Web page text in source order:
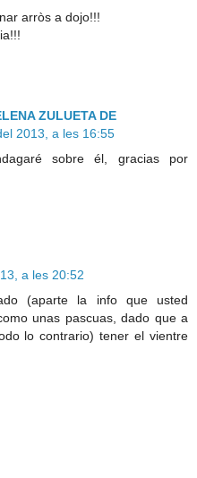
arròs a dojo!!!
ZULUETA DE
2013, a les 16:55
sobre él, gracias por
a les 20:52
(aparte la info que usted
unas pascuas, dado que a
lo contrario) tener el vientre